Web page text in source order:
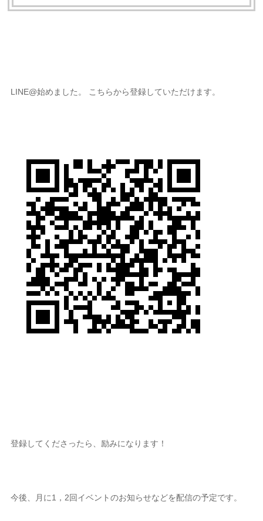
LINE@始めました。 こちらから登録していただけます。
登録してくださったら、励みになります！
今後、月に1，2回イベントのお知らせなどを配信の予定です。